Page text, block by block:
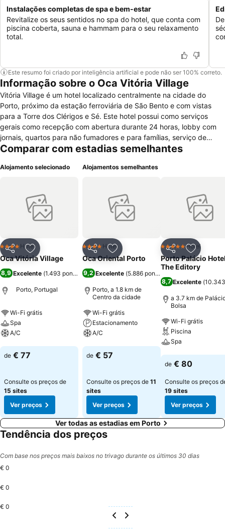
Instalações completas de spa e bem-estar
Revitalize os seus sentidos no spa do hotel, que conta com
piscina coberta, sauna e hammam para o seu relaxamento
total.
Este resumo foi criado por inteligência artificial e pode não ser 100% correto.
Informação sobre o Oca Vitória Village
Vitória Village é um hotel localizado centralmente na cidade do
Porto, próximo da estação ferroviária de São Bento e com vistas
para a Torre dos Clérigos e Sé. Este hotel possui como serviços
gerais como recepção com abertura durante 24 horas, lobby com
jornais, quartos para não fumadores e para famílias, serviço de
expresso check in/out, cofre, sala de bagagem, serviço de quartos,
quarto, posto de turismo, acesso à internet e estacionamento. Além
diversas tipologias e apresentam características como cofre,
controlo da temperatura, ferro e tábua de engomar, secretária, sala
de estar, lareira, casa de banho com chuveiro/banheira, produtos de
satélite, cozinha equipada, sala de refeições e varanda com vistas
para o exterior.
Comparar com estadias semelhantes
Alojamento selecionado
PartilharAdicionar aos favoritos
4 EstrelasHotel
Oca Vitória Village
8,9 Excelente (1.493 pontuações)
Porto, Portugal
Wi-Fi grátis
Spa
A/C
Ver preços
de € 77
Consulte os preços de
15 sites
Ver preços
Alojamentos semelhantes
PartilharAdicionar aos favoritos
4 EstrelasHotel
Oca Oriental Porto
9,2 Excelente (5.886 pontuações
Porto, a 1.8 km de
Centro da cidade
Wi-Fi grátis
Estacionamento
A/C
Ver preços
de € 57
Consulte os preços de 11
sites
Ver preços
Partilhar
5 EstrelasHotel
Porto Palácio
The Editory
8,7Excelente (
a 3.7 km de
Bolsa
Wi-Fi grátis
Piscina
Spa
Ver preços
de € 80
Consulte os preços
19 sites
Ver preços
Ver todas as estadias em Porto
Tendência dos preços
Com base nos preços mais baixos no trivago durante os últimos 30 dias
€ 0
€ 0
€ 0